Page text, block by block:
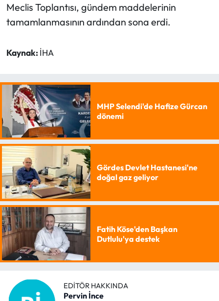
Meclis Toplantısı, gündem maddelerinin
tamamlanmasının ardından sona erdi.
Kaynak: İHA
MHP Selendi'de Hafize Gürcan
dönemi
Gördes Devlet Hastanesi'ne
doğal gaz geliyor
Fatih Köse'den Başkan
Dutlulu'ya destek
EDITÖR HAKKINDA
Pervin İnce